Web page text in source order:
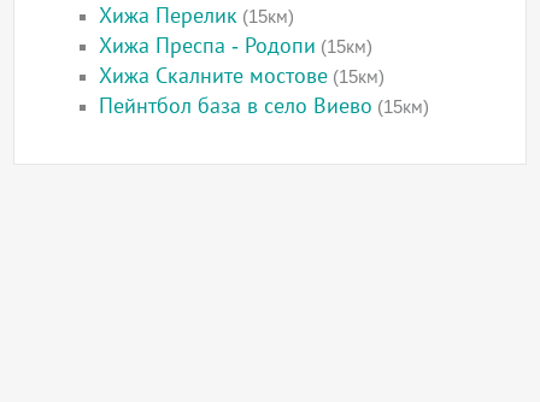
Хижа Перелик (15км)
Хижа Преспа - Родопи (15км)
Хижа Скалните мостове (15км)
Пейнтбол база в село Виево (15км)